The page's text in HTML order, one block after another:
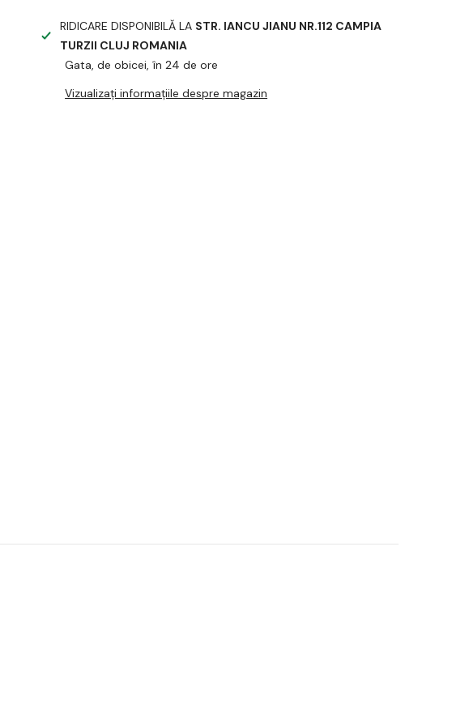
RIDICARE DISPONIBILĂ LA STR. IANCU JIANU NR.112 CAMPIA
TURZII CLUJ ROMANIA
Gata, de obicei, în 24 de ore
Vizualizați informațiile despre magazin